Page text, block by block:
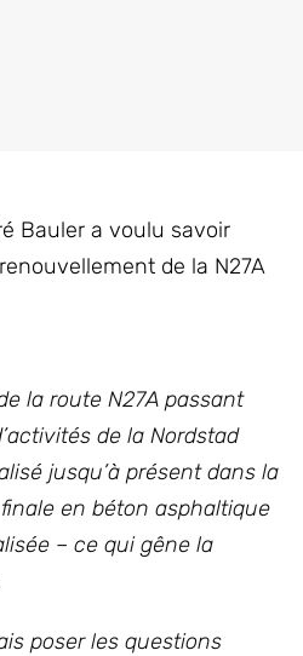
Bauler a voulu savoir
de la N27A
la route N27A passant
de la Nordstad
jusqu’à présent dans la
en béton asphaltique
– ce qui gêne la
poser les questions